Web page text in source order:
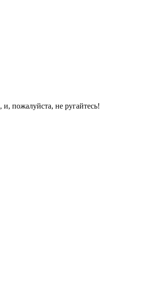
пожалуйста, не ругайтесь!